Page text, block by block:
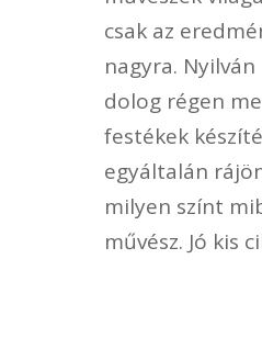
csak az
nagyra.
dolog régen
festékek
egyáltalán
milyen színt
művész. Jó kis